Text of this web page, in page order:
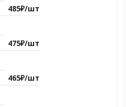
485₽/шт
475₽/шт
465₽/шт